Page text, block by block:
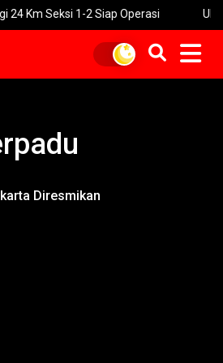
1-2 Siap Operasi UNGU
Diresmikan